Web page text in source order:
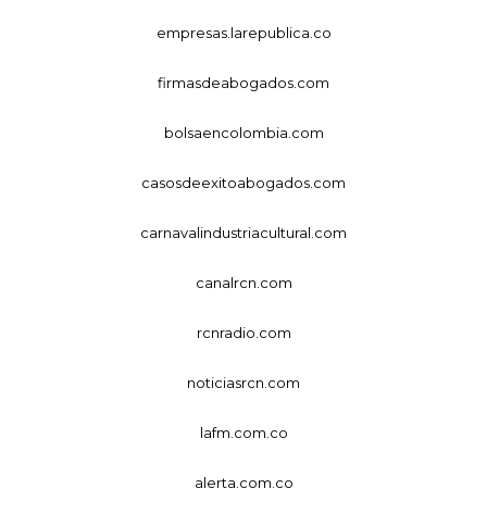
empresas.larepublica.co
firmasdeabogados.com
bolsaencolombia.com
casosdeexitoabogados.com
carnavalindustriacultural.com
canalrcn.com
rcnradio.com
noticiasrcn.com
lafm.com.co
alerta.com.co